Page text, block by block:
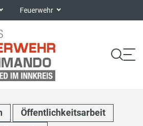
Feuerwehr
Öffentlichkeitsarbeit